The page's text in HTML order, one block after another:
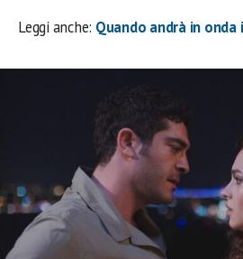
Leggi anche: Quando andrà in